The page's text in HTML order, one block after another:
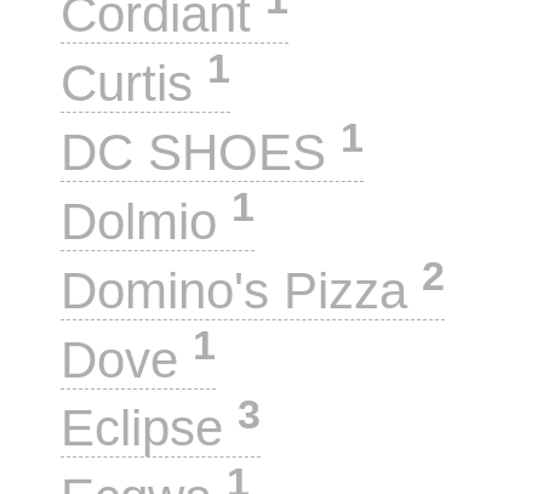
Cordiant
Curtis 1
DC SHOES 1
Dolmio 1
Domino's Pizza 2
Dove 1
Eclipse 3
1